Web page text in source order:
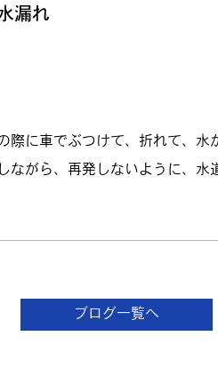
漏れ
際に車でぶつけて、折れて、水
ながら、再発しないように、水
ブログ一覧へ